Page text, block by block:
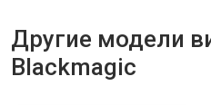
Другие модели
Blackmagic